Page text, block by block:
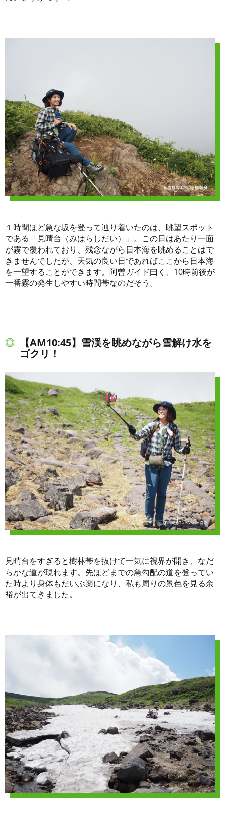
１時間ほど急な坂を登って辿り着いたのは、眺望スポット
である「見晴台（みはらしだい）」。この日はあたり一面
が霧で覆われており、残念ながら日本海を眺めることはで
きませんでしたが、天気の良い日であればここから日本海
を一望することができます。阿曽ガイド曰く、10時前後が
一番霧の発生しやすい時間帯なのだそう。
【AM10:45】雪渓を眺めながら雪解け水を
ゴクリ！
見晴台をすぎると樹林帯を抜けて一気に視界が開き、なだ
らかな道が現れます。先ほどまでの急勾配の道を登ってい
た時より身体もだいぶ楽になり、私も周りの景色を見る余
裕が出てきました。